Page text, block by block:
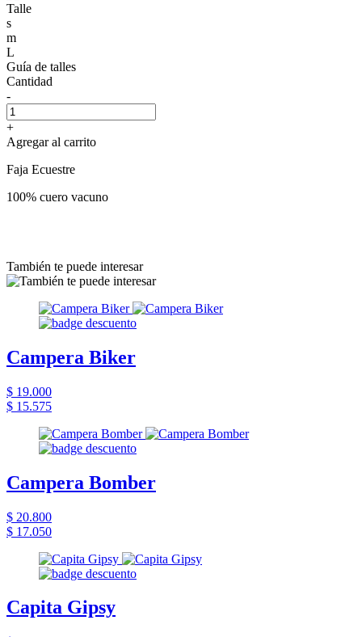
Talle
s
m
L
Guía de talles
Cantidad
-
+
Agregar al carrito
Faja Ecuestre
100% cuero vacuno
También te puede interesar
Campera Biker
$ 19.000
$ 15.575
Campera Bomber
$ 20.800
$ 17.050
Capita Gipsy